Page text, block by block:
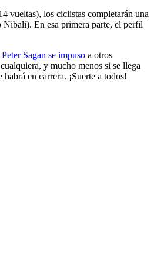
vueltas), los ciclistas completarán una
En esa primera parte, el perfil
Peter Sagan se impuso a otros
y mucho menos si se llega
en carrera. ¡Suerte a todos!